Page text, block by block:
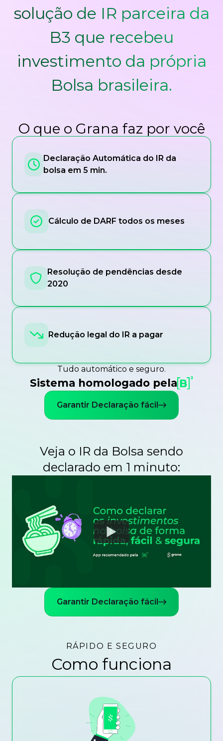
solução de IR parceira da
B3 que recebeu
investimento da própria
Bolsa brasileira.
O que o Grana faz por você
Declaração Automática do IR da
bolsa em 5 min.
Cálculo de DARF todos os meses
Resolução de pendências desde
2020
Redução legal do IR a pagar
Tudo automático e seguro.
Sistema homologado pela
Garantir Declaração fácil
Veja o IR da Bolsa sendo
declarado em 1 minuto:
Watch
Garantir Declaração fácil
RÁPIDO E SEGURO
Como funciona